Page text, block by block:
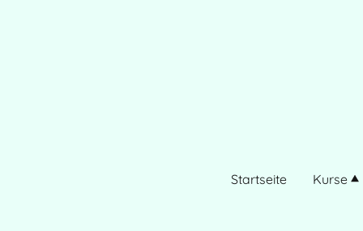
Startseite Kurse